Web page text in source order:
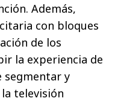
Además,
con bloques
de los
la experiencia de
segmentar y
televisión